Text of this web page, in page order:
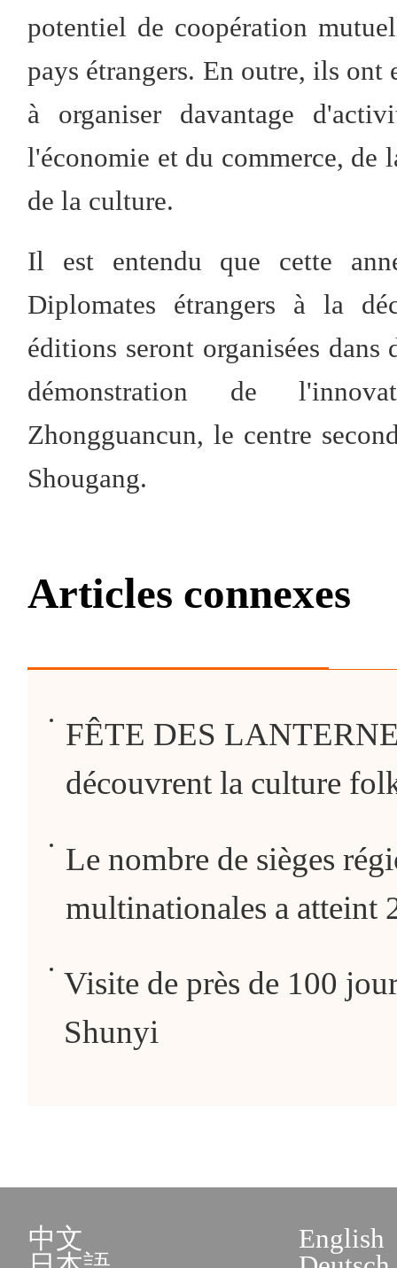
potentiel de coopération
pays étrangers. En outre, ils
à organiser davantage
l'économie et du commerce, de
de la culture.
Il est entendu que cette
Diplomates étrangers à la
éditions seront organisées
démonstration de
Zhongguancun, le centre
Shougang.
Articles connexes
FÊTE DES
découvrent la culture
Le nombre de sièges
multinationales a atteint
Visite de près de 100
Shunyi
中文
English